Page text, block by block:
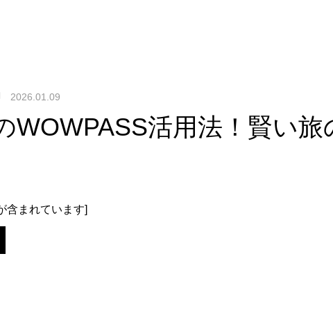
2026.01.09
WOWPASS活用法！賢い旅
含まれています]